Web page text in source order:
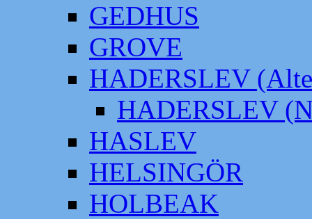
GEDHUS
GROVE
HADERSLEV
HADERSLEV
HASLEV
HELSINGÖR
HOLBEAK